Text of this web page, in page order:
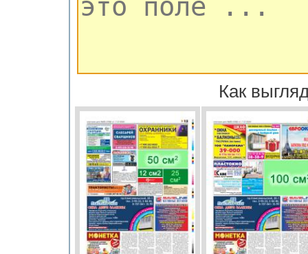
Как